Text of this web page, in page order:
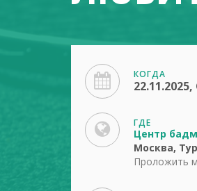
КОГДА
ГДЕ
Центр
Москва,
Проложить